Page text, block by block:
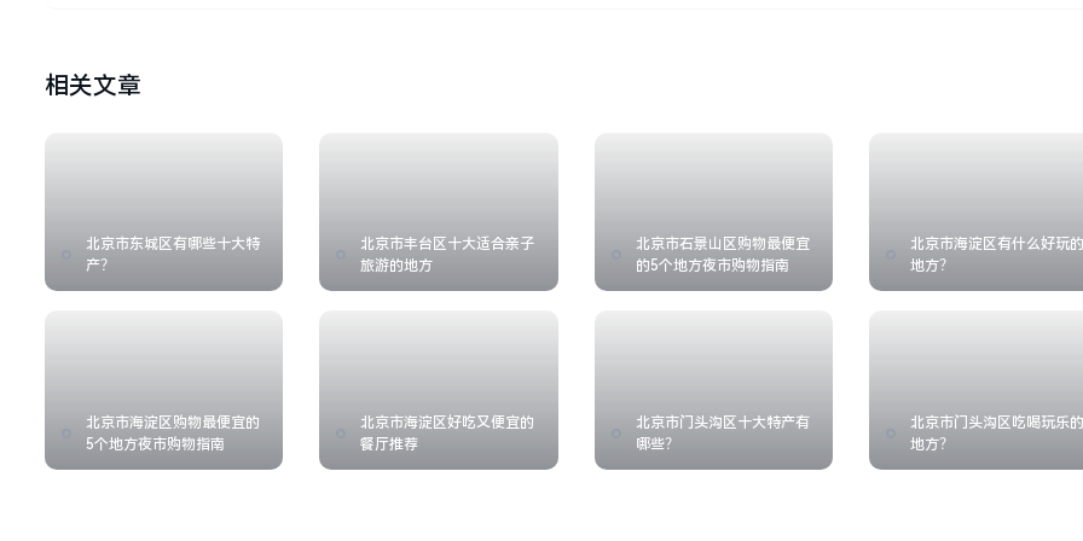
相关文章
北京市东城区有哪些十大特
产？
北京市丰台区十大适合亲子
旅游的地方
北京市石景山区购物最便宜
的5个地方夜市购物指南
北京市海淀区有什么好玩的
地方？
北京市海淀区购物最便宜的
5个地方夜市购物指南
北京市海淀区好吃又便宜的
餐厅推荐
北京市门头沟区十大特产有
哪些？
北京市门头沟区吃喝玩乐的
地方？